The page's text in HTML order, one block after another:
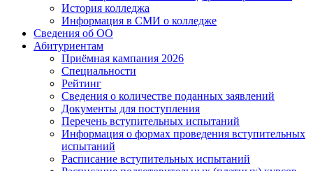
История колледжа
Информация в СМИ о колледже
Сведения об ОО
Абитуриентам
Приёмная кампания 2026
Специальности
Рейтинг
Сведения о количестве поданных заявлений
Документы для поступления
Перечень вступительных испытаний
Информация о формах проведения вступительных
испытаний
Расписание вступительных испытаний